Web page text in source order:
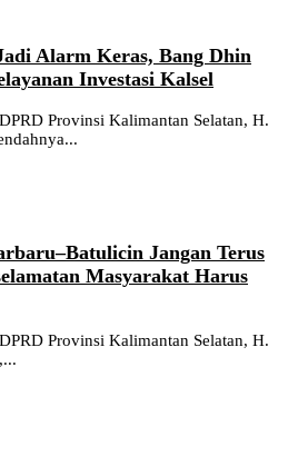
Alarm Keras, Bang Dhin
Investasi Kalsel
Provinsi Kalimantan Selatan, H.
Jangan Terus
Masyarakat Harus
Provinsi Kalimantan Selatan, H.